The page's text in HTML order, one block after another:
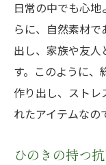
日常の中でも心
らに、自然素材
出し、家族や友
す。このように、
作り出し、ストレ
れたアイテムなの
ひのきの持つ